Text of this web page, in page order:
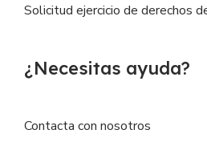
Solicitud ejercicio de derechos
¿Necesitas ayuda?
Contacta con nosotros